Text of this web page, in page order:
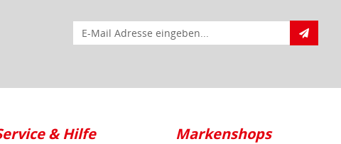
E-Mail für Newsletteranmeldung
& Hilfe Markenshops